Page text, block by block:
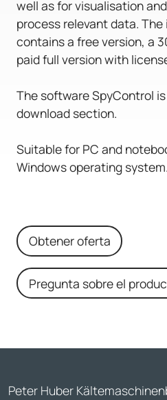
well as for visualisation
process relevant data.
contains a free version, a
paid full version with
The software SpyControl
download section.
Suitable for PC and
Windows operating system.
Obtener oferta
Pregunta sobre el
Peter Huber